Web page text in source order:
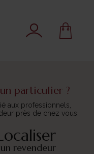
particulier ?
aux professionnels,
près de chez vous.
un revendeur
et de petits